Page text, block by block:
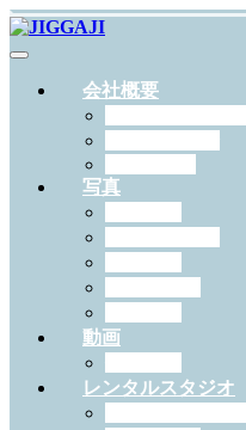
会社概要
写真
動画
レンタルスタジオ